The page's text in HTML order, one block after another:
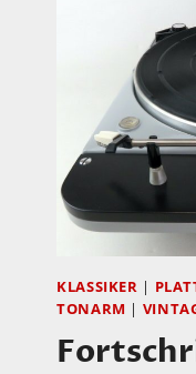
KLASSIKER |
TONARM |